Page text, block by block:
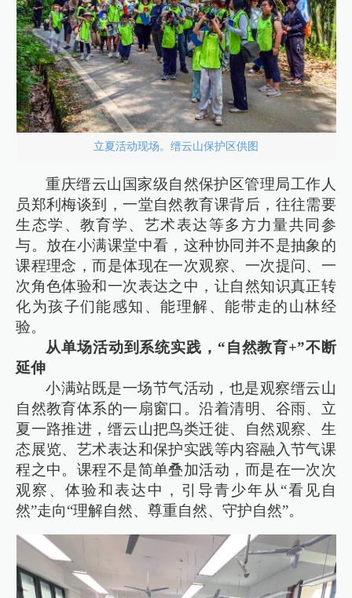
立夏活动现场。缙云山保护区供图
重庆缙云山国家级自然保护区管理局工作人
员郑利梅谈到，一堂自然教育课背后，往往需要
生态学、教育学、艺术表达等多方力量共同参
与。放在小满课堂中看，这种协同并不是抽象的
课程理念，而是体现在一次观察、一次提问、一
次角色体验和一次表达之中，让自然知识真正转
化为孩子们能感知、能理解、能带走的山林经
验。
从单场活动到系统实践，“自然教育+”不断
延伸
小满站既是一场节气活动，也是观察缙云山
自然教育体系的一扇窗口。沿着清明、谷雨、立
夏一路推进，缙云山把鸟类迁徙、自然观察、生
态展览、艺术表达和保护实践等内容融入节气课
程之中。课程不是简单叠加活动，而是在一次次
观察、体验和表达中，引导青少年从“看见自
然”走向“理解自然、尊重自然、守护自然”。